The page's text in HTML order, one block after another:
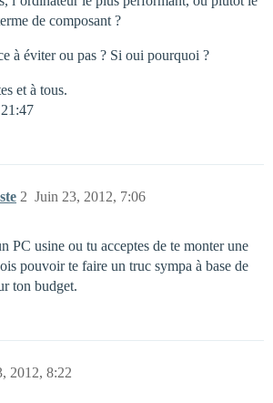
de composant ?
à éviter ou pas ? Si oui pourquoi ?
et à tous.
Juin 23, 2012, 7:06
2
PC usine ou tu acceptes de te monter une
pouvoir te faire un truc sympa à base de
ton budget.
2012, 8:22